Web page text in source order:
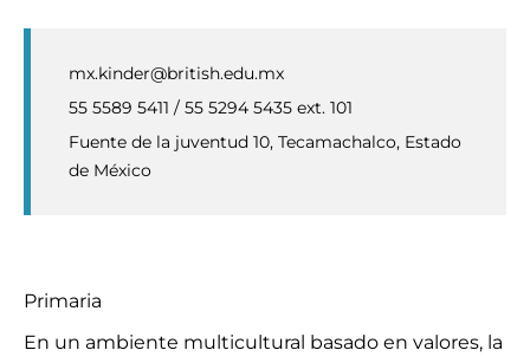
mx.kinder@british.edu.mx
55 5589 5411 / 55 5294 5435 ext. 101
Fuente de la juventud 10, Tecamachalco, Estado
de México
Primaria
En un ambiente multicultural basado en valores, la